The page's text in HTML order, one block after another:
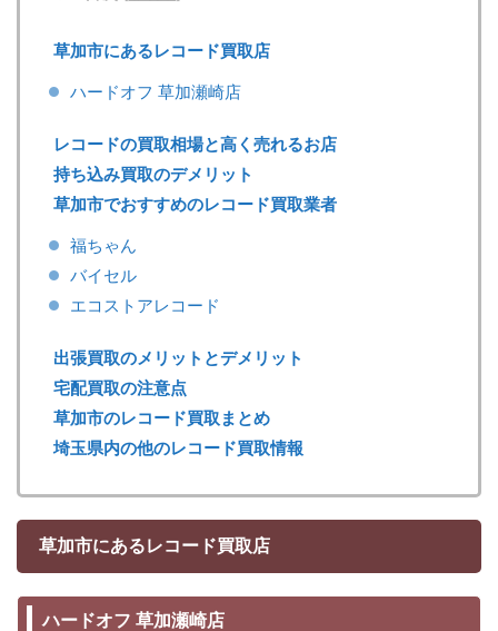
草加市にあるレコード買取店
ハードオフ 草加瀬崎店
レコードの買取相場と高く売れるお店
持ち込み買取のデメリット
草加市でおすすめのレコード買取業者
福ちゃん
バイセル
エコストアレコード
出張買取のメリットとデメリット
宅配買取の注意点
草加市のレコード買取まとめ
埼玉県内の他のレコード買取情報
草加市にあるレコード買取店
ハードオフ 草加瀬崎店